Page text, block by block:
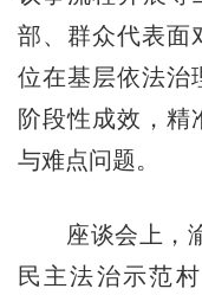
部、群众代表面
位在基层依法治
阶段性成效，精
与难点问题。
座谈会上，渝
民主法治示范